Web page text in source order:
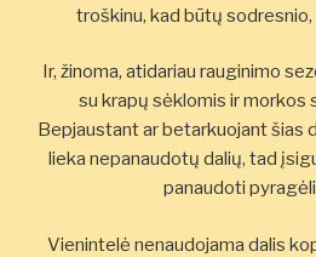
troškinu, kad būtų sodresnio,
Ir, žinoma, atidariau rauginimo
su krapų sėklomis ir morkos
Bepjaustant ar betarkuojant šias
lieka nepanaudotų dalių, tad
panaudoti
Vienintelė nenaudojama dalis